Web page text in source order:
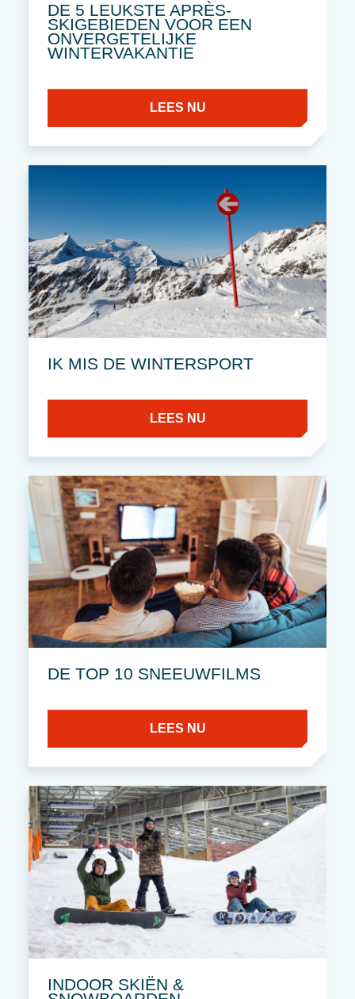
DE 5 LEUKSTE APRÈS-
SKIGEBIEDEN VOOR EEN
ONVERGETELIJKE
WINTERVAKANTIE
LEES NU
IK MIS DE WINTERSPORT
LEES NU
DE TOP 10 SNEEUWFILMS
LEES NU
INDOOR SKIËN &